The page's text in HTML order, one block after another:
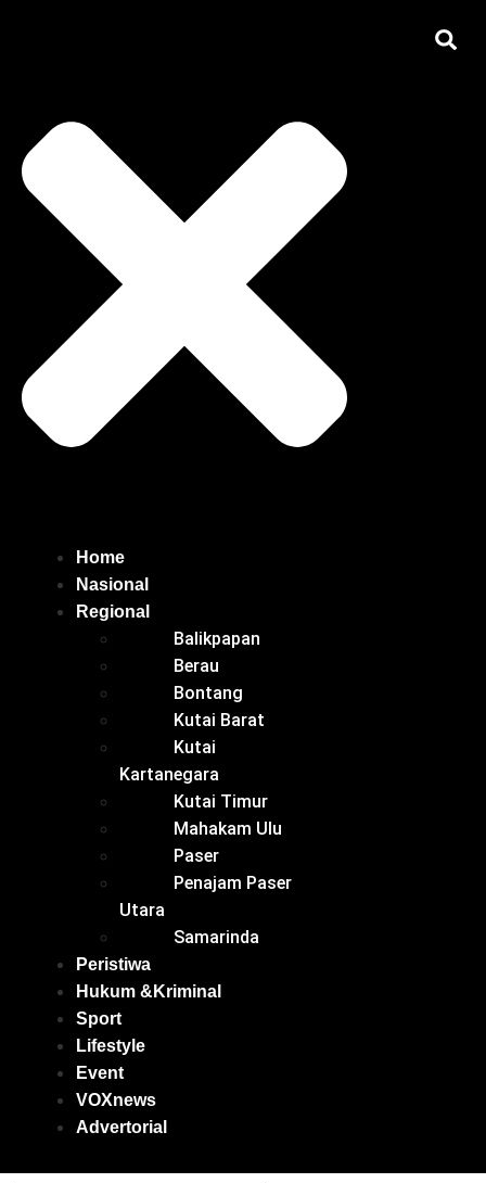
Home
Nasional
Regional
Balikpapan
Berau
Bontang
Kutai Barat
Kutai
Kartanegara
Kutai Timur
Mahakam Ulu
Paser
Penajam Paser
Utara
Samarinda
Peristiwa
Hukum &Kriminal
Sport
Lifestyle
Event
VOXnews
Advertorial